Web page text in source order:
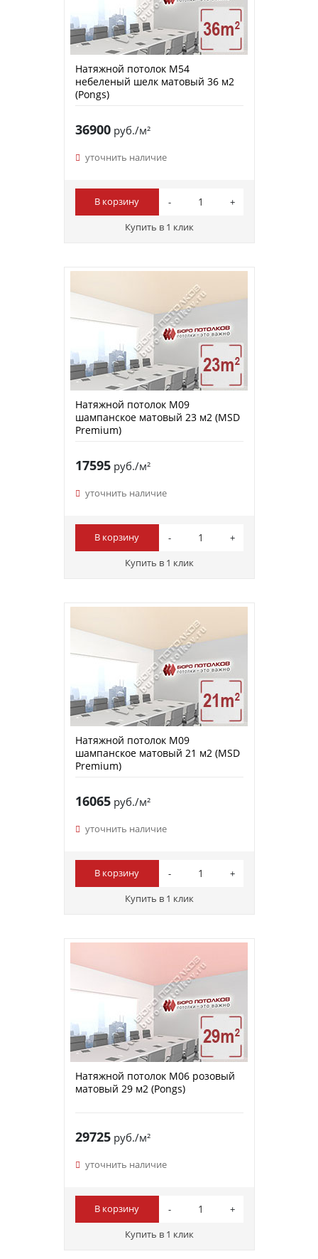
Натяжной потолок M54
небеленый шелк матовый 36 м2
(Pongs)
36900руб./м²
уточнить наличие
В корзину
Купить в 1 клик
Натяжной потолок M09
шампанское матовый 23 м2 (MSD
Premium)
17595руб./м²
уточнить наличие
В корзину
Купить в 1 клик
Натяжной потолок M09
шампанское матовый 21 м2 (MSD
Premium)
16065руб./м²
уточнить наличие
В корзину
Купить в 1 клик
Натяжной потолок M06 розовый
матовый 29 м2 (Pongs)
29725руб./м²
уточнить наличие
В корзину
Купить в 1 клик